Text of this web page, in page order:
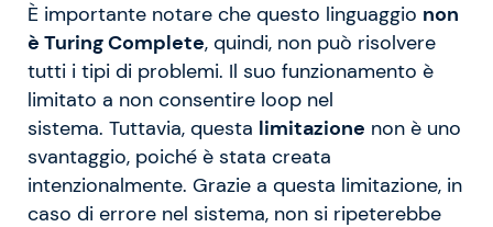
È importante notare che questo linguaggio non
è Turing Complete, quindi, non può risolvere
tutti i tipi di problemi. Il suo funzionamento è
limitato a non consentire loop nel
sistema. Tuttavia, questa limitazione non è uno
svantaggio, poiché è stata creata
intenzionalmente. Grazie a questa limitazione, in
caso di errore nel sistema, non si ripeterebbe